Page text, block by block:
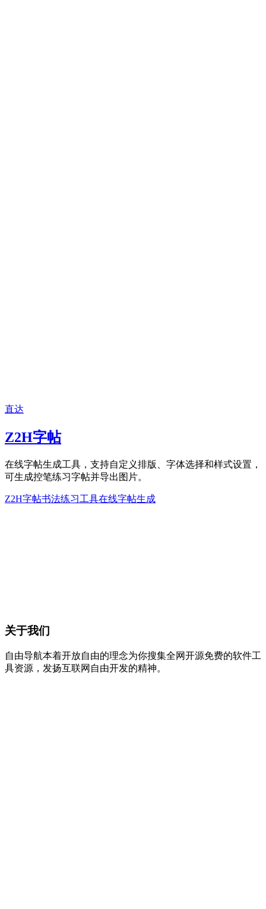
直达
Z2H字帖
在线字帖生成工具，支持自定义排版、字体选择和样式设置，
可生成控笔练习字帖并导出图片。
Z2H字帖书法练习工具在线字帖生成
关于我们
自由导航本着开放自由的理念为你搜集全网开源免费的软件工
具资源，发扬互联网自由开发的精神。